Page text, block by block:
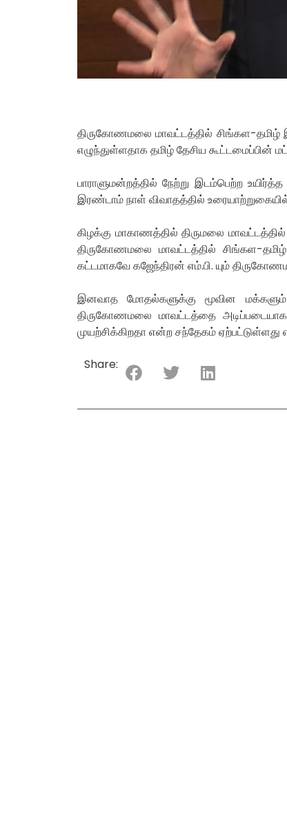
திருகோணமலை மாவட்டத்தில் சிங்கள-தமிழ்
எழுந்துள்ளதாக தமிழ் தேசிய கூட்டமைப்பின்
பாராளுமன்றத்தில் நேற்று இடம்பெற்ற
இரண்டாம் நாள் விவாதத்தில்
கிழக்கு மாகாணத்தில் திருமலை
திருகோணமலை மாவட்டத்தில் சிங்கள-
கட்டமாகவே கஜேந்திரன் எம்.பி. யும்
இனவாத மோதல்களுக்கு மூவின
திருகோணமலை மாவட்டத்தை
முயற்சிக்கிறதா என்ற சந்தேகம் ஏற்பட்டுள்ளது
Share: